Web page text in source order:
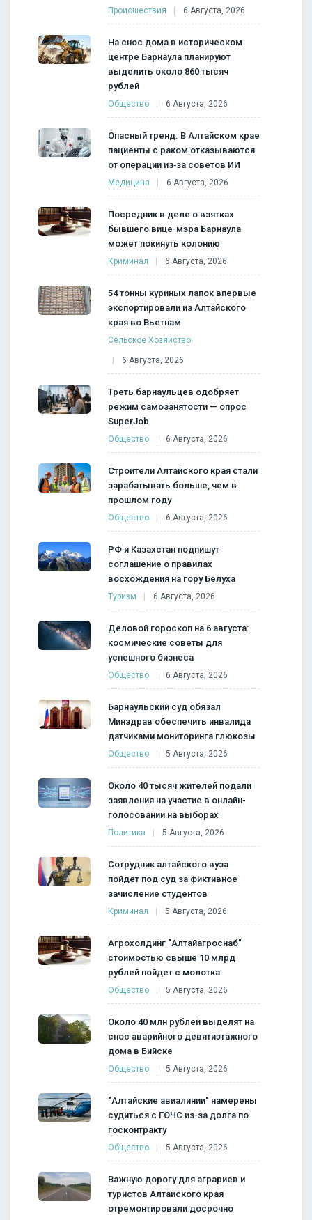
Происшествия 6 Августа, 2026
На снос дома в историческом
центре Барнаула планируют
выделить около 860 тысяч
рублей
Общество 6 Августа, 2026
Опасный тренд. В Алтайском крае
пациенты с раком отказываются
от операций из‑за советов ИИ
Медицина 6 Августа, 2026
Посредник в деле о взятках
бывшего вице-мэра Барнаула
может покинуть колонию
Криминал 6 Августа, 2026
54 тонны куриных лапок впервые
экспортировали из Алтайского
края во Вьетнам
Сельское Хозяйство
6 Августа, 2026
Треть барнаульцев одобряет
режим самозанятости — опрос
SuperJob
Общество 6 Августа, 2026
Строители Алтайского края стали
зарабатывать больше, чем в
прошлом году
Общество 6 Августа, 2026
РФ и Казахстан подпишут
соглашение о правилах
восхождения на гору Белуха
Туризм 6 Августа, 2026
Деловой гороскоп на 6 августа:
космические советы для
успешного бизнеса
Общество 6 Августа, 2026
Барнаульский суд обязал
Минздрав обеспечить инвалида
датчиками мониторинга глюкозы
Общество 5 Августа, 2026
Около 40 тысяч жителей подали
заявления на участие в онлайн-
голосовании на выборах
Политика 5 Августа, 2026
Сотрудник алтайского вуза
пойдет под суд за фиктивное
зачисление студентов
Криминал 5 Августа, 2026
Агрохолдинг "Алтайагроснаб"
стоимостью свыше 10 млрд
рублей пойдет с молотка
Общество 5 Августа, 2026
Около 40 млн рублей выделят на
снос аварийного девятиэтажного
дома в Бийске
Общество 5 Августа, 2026
"Алтайские авиалинии" намерены
судиться с ГОЧС из-за долга по
госконтракту
Общество 5 Августа, 2026
Важную дорогу для аграриев и
туристов Алтайского края
отремонтировали досрочно